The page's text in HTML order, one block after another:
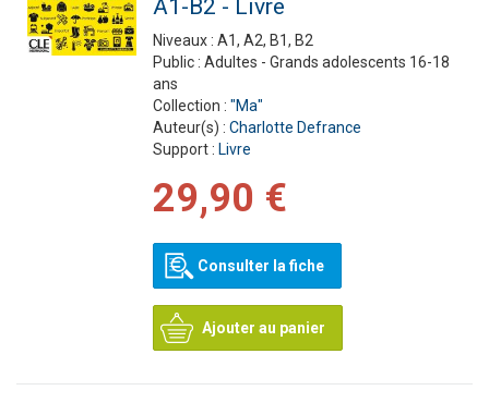
A1-B2 - Livre
Niveaux : A1, A2, B1, B2
Public : Adultes - Grands adolescents 16-18
ans
Collection : "Ma"
Auteur(s) : Charlotte Defrance
Support : Livre
29,90 €
Consulter la fiche
Ajouter au panier